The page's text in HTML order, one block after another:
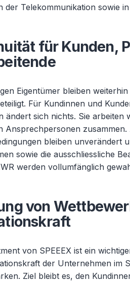
der Telekommunikation sowie
für Kunden,
Eigentümer bleiben
Für Kundinnen und
ändert sich nichts. Sie arbeiten
Ansprechpersonen
bleiben unverändert
sowie die ausschliessliche
werden vollumfänglich
von
von SPEEEX ist ein
der Unternehmen im
Ziel bleibt es, den